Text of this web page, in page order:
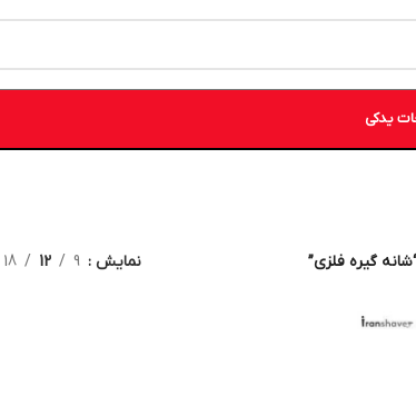
یدکی
گیره فلزی” نمایش 9
12
18